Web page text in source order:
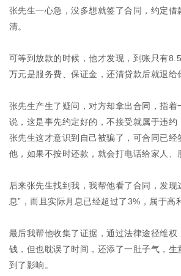
张先生一心急，没多想就签了合同，约定
清。
可等到放款的时候，他才发现，到账只有
万元是服务费、保证金，还清贷款后就退给
张先生产生了疑问，对方却拿出合同，指着
说，这是事先约定好的，不接受就属于违约
张先生这才意识到自己被骗了，可合同已经
他，如果不按时还款，就会打电话给家人、
后来张先生找到我，我帮他看了合同，发现
息”，而且实际月息已经超过了3%，属于高
最后我帮他收集了证据，通过法律途径维权
钱，但也耽误了时间，还添了一肚子气，生
到了影响。